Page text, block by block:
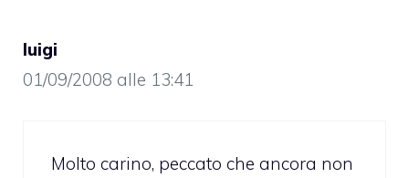
luigi
01/09/2008 alle 13:41
Molto carino, peccato che ancora non